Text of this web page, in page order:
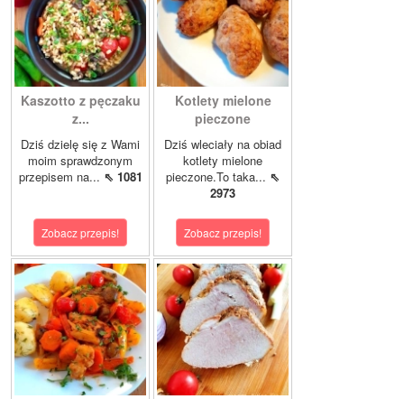
Kaszotto z pęczaku
z...
Dziś dzielę się z Wami
moim sprawdzonym
przepisem na... ⇖ 1081
Zobacz przepis!
Kotlety mielone
pieczone
Dziś wleciały na obiad
kotlety mielone
pieczone.To taka... ⇖
2973
Zobacz przepis!